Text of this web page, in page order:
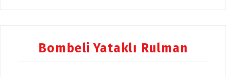
Bombeli Yataklı Rulman